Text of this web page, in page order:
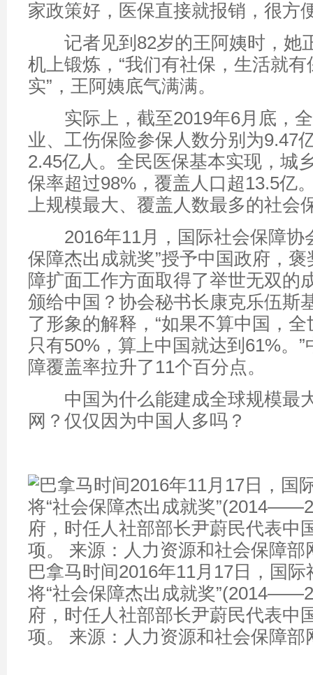
家政策好，医保直接就报销，很方
记者见到82岁的王阿姨时，她
机上锻炼，“我们有社保，生活就
实”，王阿姨底气满满。
实际上，截至2019年6月底，全
业、工伤保险参保人数分别为9.47
2.45亿人。全民医保基本实现，城
保率超过98%，覆盖人口超13.5亿
上规模最大、覆盖人数最多的社会
2016年11月，国际社会保障协
保障杰出成就奖”授予中国政府，褒
障扩面工作方面取得了举世无双的
颁给中国？协会秘书长康克乐伍斯
了形象的解释，“如果不算中国，
只有50%，算上中国就达到61%。
障覆盖率拉升了11个百分点。
中国为什么能建成全球规模最
网？仅仅因为中国人多吗？
巴拿马时间2016年11月17日，国
将“社会保障杰出成就奖
府，时任人社部部长尹蔚民代表中
项。 来源：人力资源和社会保障部